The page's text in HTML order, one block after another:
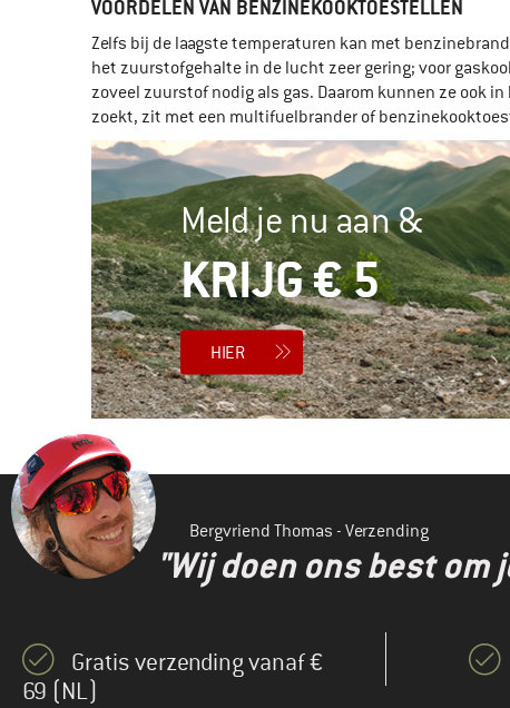
VOORDELEN VAN BENZINEKOOKTOESTELLEN
Zelfs bij de laagste temperaturen kan met
het zuurstofgehalte in de lucht zeer gering; voor
zoveel zuurstof nodig als gas. Daarom kunnen ze ook
zoekt, zit met een multifuelbrander of
Meld je nu aan &
KRIJG € 5
HIER
Bergvriend Thomas - Verzending
"Wij doen ons best
Gratis verzending vanaf €
69 (NL)